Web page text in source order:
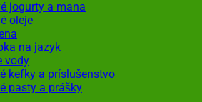
jogurty a mana
oleje
na jazyk
vody
kefky a príslušenstvo
pasty a prášky